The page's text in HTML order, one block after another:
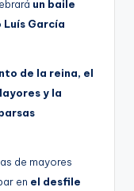
un baile
Luís García
de la reina, el
y la
de mayores
en el desfile